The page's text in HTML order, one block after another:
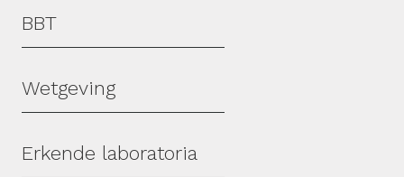
Hoofdmenu
BBT
Wetgeving
Erkende laboratoria